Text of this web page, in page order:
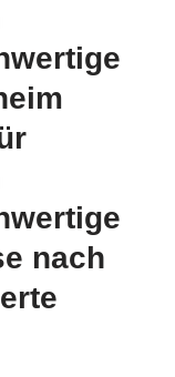
nach